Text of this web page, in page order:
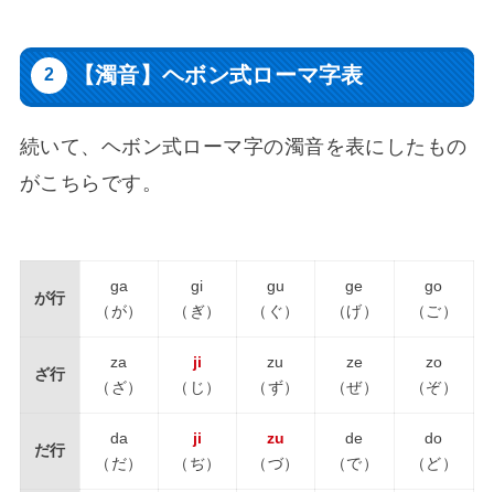
【濁音】ヘボン式ローマ字表
続いて、ヘボン式ローマ字の濁音を表にしたもの
がこちらです。
が行
ga
（が）
gi
（ぎ）
gu
（ぐ）
ge
（げ）
go
（ご）
ざ行
za
（ざ）
ji
（じ）
zu
（ず）
ze
（ぜ）
zo
（ぞ）
だ行
da
（だ）
ji
（ぢ）
zu
（づ）
de
（で）
do
（ど）